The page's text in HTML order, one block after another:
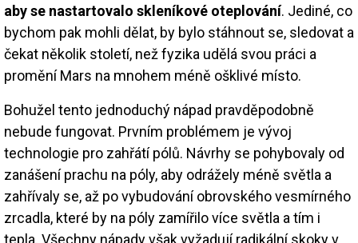
aby se nastartovalo skleníkové oteplování. Jediné, co
bychom pak mohli dělat, by bylo stáhnout se, sledovat a
čekat několik století, než fyzika udělá svou práci a
promění Mars na mnohem méně ošklivé místo.
Bohužel tento jednoduchý nápad pravděpodobně
nebude fungovat. Prvním problémem je vývoj
technologie pro zahřátí pólů. Návrhy se pohybovaly od
zanášení prachu na póly, aby odrážely méně světla a
zahřívaly se, až po vybudování obrovského vesmírného
zrcadla, které by na póly zamířilo více světla a tím i
tepla. Všechny nápady však vyžadují radikální skoky v